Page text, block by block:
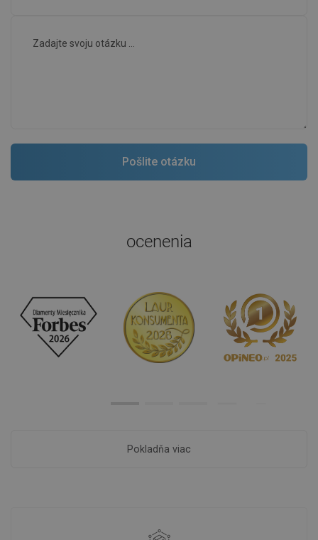
ocenenia
Pokladňa viac